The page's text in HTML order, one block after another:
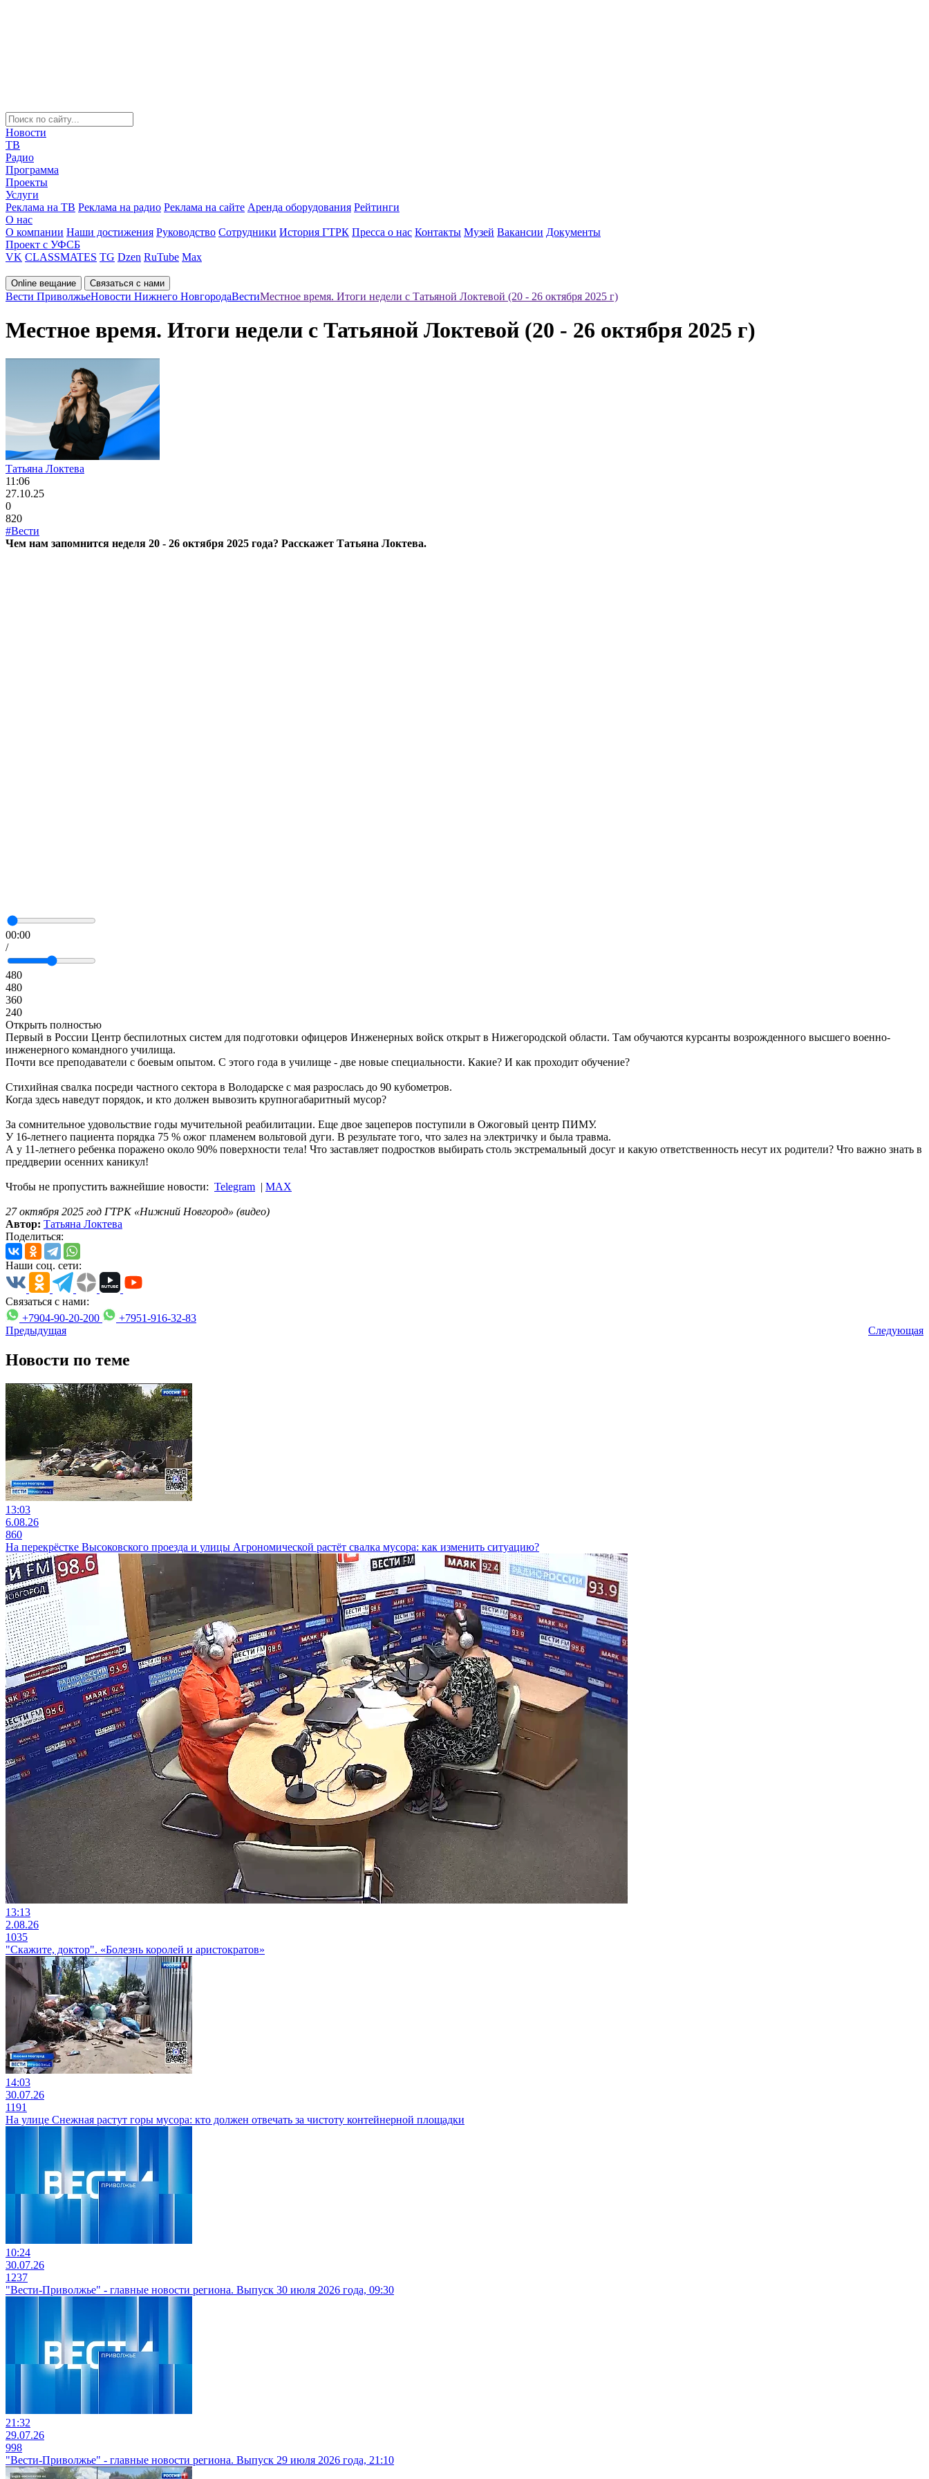
Новости
ТВ
Радио
Программа
Проекты
Услуги
Реклама на ТВ Реклама на радио Реклама на сайте Аренда оборудования Рейтинги
О нас
О компании Наши достижения Руководство Сотрудники История ГТРК Пресса о нас Контакты Музей Вакансии Документы
Проект с УФСБ
VK CLASSMATES TG Dzen RuTube Max
Online вещание Связаться с нами
Вести ПриволжьеНовости Нижнего НовгородаВестиМестное время. Итоги недели с Татьяной Локтевой (20 - 26 октября 2025 г)
Местное время. Итоги недели с Татьяной Локтевой (20 - 26 октября 2025 г)
Татьяна Локтева
11:06
27.10.25
0
820
#Вести
Чем нам запомнится неделя 20 - 26 октября 2025 года? Расскажет Татьяна Локтева.
00:00
/
480
480
360
240
Открыть полностью
Первый в России Центр беспилотных систем для подготовки офицеров Инженерных войск открыт в Нижегородской области. Там обучаются курсанты возрожденного высшего военно-
инженерного командного училища.
Почти все преподаватели с боевым опытом. С этого года в училище - две новые специальности. Какие? И как проходит обучение?
Стихийная свалка посреди частного сектора в Володарске с мая разрослась до 90 кубометров.
Когда здесь наведут порядок, и кто должен вывозить крупногабаритный мусор?
За сомнительное удовольствие годы мучительной реабилитации. Еще двое зацеперов поступили в Ожоговый центр ПИМУ.
У 16-летнего пациента порядка 75 % ожог пламенем вольтовой дуги. В результате того, что залез на электричку и была травма.
А у 11-летнего ребенка поражено около 90% поверхности тела! Что заставляет подростков выбирать столь экстремальный досуг и какую ответственность несут их родители? Что важно знать в
преддверии осенних каникул!
Чтобы не пропустить важнейшие новости: Telegram | MAX
27 октября 2025 год ГТРК «Нижний Новгород» (видео)
Автор: Татьяна Локтева
Поделиться:
Наши соц. сети:
Связаться с нами:
+7904-90-20-200
+7951-916-32-83
Предыдущая
Следующая
Новости по теме
13:03
6.08.26
860
На перекрёстке Высоковского проезда и улицы Агрономической растёт свалка мусора: как изменить ситуацию?
13:13
2.08.26
1035
"Скажите, доктор". «Болезнь королей и аристократов»
14:03
30.07.26
1191
На улице Снежная растут горы мусора: кто должен отвечать за чистоту контейнерной площадки
10:24
30.07.26
1237
"Вести-Приволжье" - главные новости региона. Выпуск 30 июля 2026 года, 09:30
21:32
29.07.26
998
"Вести-Приволжье" - главные новости региона. Выпуск 29 июля 2026 года, 21:10